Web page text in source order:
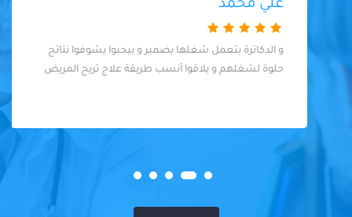
علي محمد
و الدكاترة بتعمل شغلها بضمير و بيحبوا يشوفوا نتائج
حلوة لشغلهم و يلاقوا أنسب طريقة علاج تريح المريض